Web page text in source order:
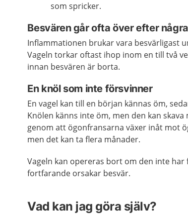
som spricker.
Besvären går ofta över efter
Inflammationen brukar vara besvärligast
Vageln torkar oftast ihop inom en till två
innan besvären är borta.
En knöl som inte försvinner
En vagel kan till en början kännas öm,
Knölen känns inte öm, men den kan
genom att ögonfransarna växer inåt mot
men det kan ta flera månader.
Vageln kan opereras bort om den inte
fortfarande orsakar besvär.
Vad kan jag göra själv?